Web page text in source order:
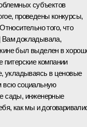
субъектов
проведены конкурсы,
того, что
Вам докладывала,
был выделен в
питерские компании
укладываясь в ценовые
всю социальную
сады, инженерные
как мы и